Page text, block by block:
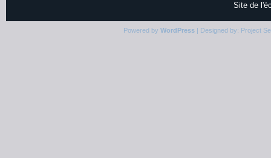
Site de
Powered by WordPress| Designed by: Project